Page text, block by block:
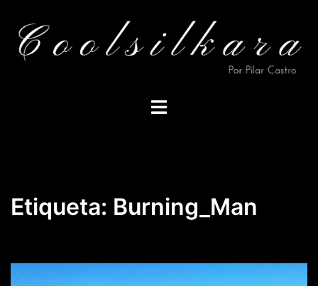
contenido
Alternar
Etiqueta: Burning_Man